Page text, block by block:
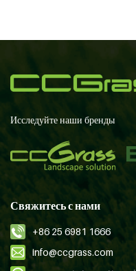
Исследуйте наши бренды
Свяжитесь с нами
+86 25 6981 1666
info@ccgrass.com